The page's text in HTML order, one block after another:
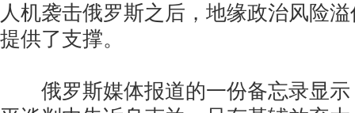
人机袭击俄罗斯之后，地缘政治风险
提供了支撑。
俄罗斯媒体报道的一份备忘录显示